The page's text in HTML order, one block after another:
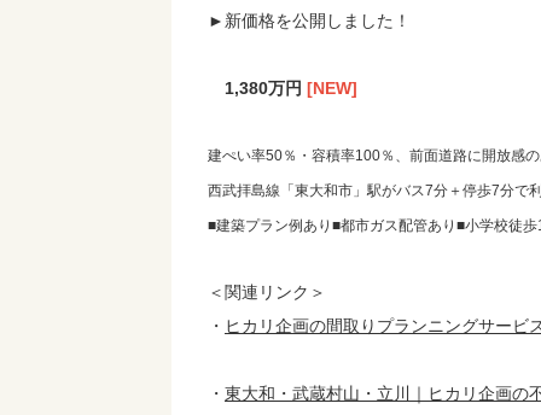
►新価格を公開しました！
1,380万円 [NEW]
建ぺい率50％・容積率100％、前面道路に開放感
西武拝島線「東大和市」駅がバス7分＋停歩7分で
■建築プラン例あり■都市ガス配管あり■小学校徒
＜関連リンク＞
・ ヒカリ企画の間取りプランニングサービ
・ 東大和・武蔵村山・立川｜ヒカリ企画の